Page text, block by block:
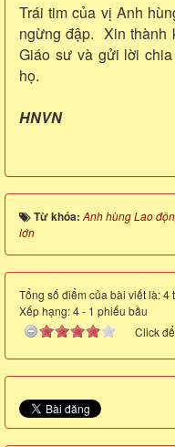
Trái tim của vị Anh
ngừng đập. Xin thành
Giáo sư và gửi lời
họ.
HNVN
Từ khóa:Anh hùng Lao
lớn
Tổng số điểm của bài viết là: 4
Xếp hạng:4- 1 phiếu bầu
Click